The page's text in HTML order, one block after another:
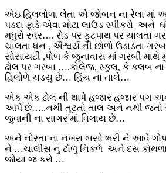
એઇ હિલલોળા લેતા એ જોબન ના રેલા માં
પડદા ફાડે એવા મોટા લાઉડ સ્પીકરો અને
મધુરો સ્વર…. રોડ પર ફુટપાથ પર ચાલતા
ચાલતા ધન , ઐશ્વર્ય ની છોળો ઉડાડતા
સોસાયટી ,પોળ કે જુનાવાસ માં ગરબી
ઢોલ પર ગરબા ….કોલેજ, સ્કુલ, કે કલબ
હિલોળે ચડયુ છે… હિંચ ના તાલે…
એક એક ઢોલ ની થાપે હજાર હજાર પગ
આપે છે…..નથી તૂટતો તાલ અને નથી
જુવાની ના સાગર માં વિલાય છે…
અને નોરતા ના નખરા બસો ભરી ને આવે
ને …ચાલીસ નુ ટોળુ નિકળે અને દસ
જોયા જ કરો …